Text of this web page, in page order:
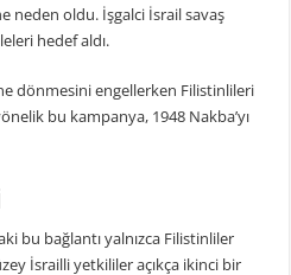
neden oldu. İşgalci İsrail savaş
hedef aldı.
dönmesini engellerken Filistinlileri
bu kampanya, 1948 Nakba’yı
bu bağlantı yalnızca Filistinliler
İsrailli yetkililer açıkça ikinci bir